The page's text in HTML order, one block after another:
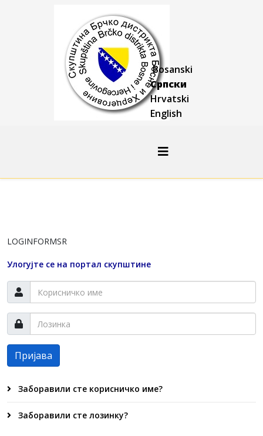
Bosanski
Српски
Hrvatski
English
LOGINFORMSR
Улогујте се на портал скупштине
Пријава
Заборавили сте корисничко име?
Заборавили сте лозинку?